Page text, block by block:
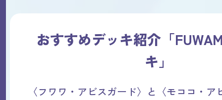
おすすめデッキ紹介「
キ」
〈フワワ・アビスガード〉と〈モココ・ア